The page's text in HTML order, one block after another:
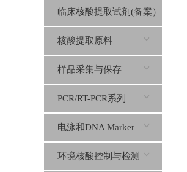
临床核酸提取试剂(备案）
核酸提取原料
样品采集与保存
PCR/RT-PCR系列
电泳和DNA Marker
环境核酸控制与检测